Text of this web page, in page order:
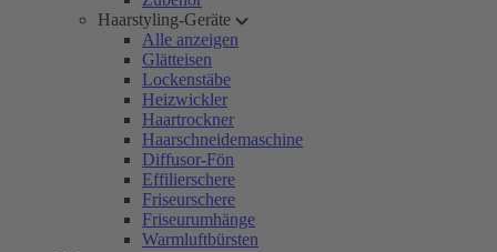
Haarstyling-Geräte
Alle anzeigen
Glätteisen
Lockenstäbe
Heizwickler
Haartrockner
Haarschneidemaschine
Diffusor-Fön
Effilierschere
Friseurschere
Friseurumhänge
Warmluftbürsten